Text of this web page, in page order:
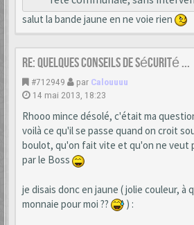
salut la bande jaune en ne voie rien
Re: Quelques conseils de sécurité ...
#712949 par Calouuuu
14 mai 2013, 18:23
Rhooo mince désolé, c'était ma
voilà ce qu'il se passe quand on croit
boulot, qu'on fait vite et qu'on ne veut
par le Boss
je disais donc en jaune ( jolie couleur, à
monnaie pour moi ??
) :